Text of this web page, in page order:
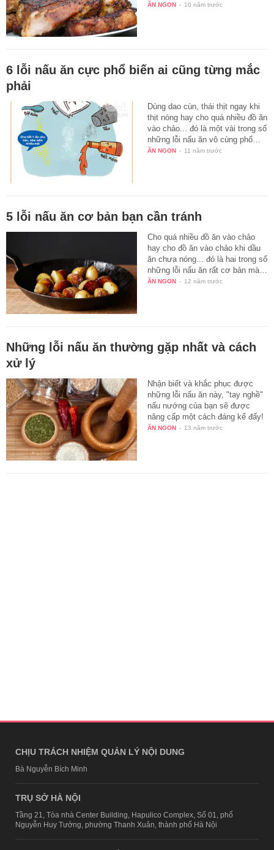
ĂN NGON - 10 năm trước
6 lỗi nấu ăn cực phổ biến ai cũng từng mắc
phải
Dùng dao cùn, thái thịt ngay khi
thịt nóng hay cho quá nhiều đồ ăn
vào chảo... đó là một vài trong số
những lỗi nấu ăn vô cùng phổ…
ĂN NGON - 11 năm trước
5 lỗi nấu ăn cơ bản bạn cần tránh
Cho quá nhiều đồ ăn vào chảo
hay cho đồ ăn vào chảo khi dầu
ăn chưa nóng... đó là hai trong số
những lỗi nấu ăn rất cơ bản mà…
ĂN NGON - 12 năm trước
Những lỗi nấu ăn thường gặp nhất và cách
xử lý
Nhận biết và khắc phục được
những lỗi nấu ăn này, "tay nghề"
nấu nướng của bạn sẽ được
nâng cấp một cách đáng kể đấy!
ĂN NGON - 13 năm trước
CHỊU TRÁCH NHIỆM QUẢN LÝ NỘI DUNG
Bà Nguyễn Bích Minh
TRỤ SỞ HÀ NỘI
Tầng 21, Tòa nhà Center Building, Hapulico Complex, Số 01, phố
Nguyễn Huy Tưởng, phường Thanh Xuân, thành phố Hà Nội